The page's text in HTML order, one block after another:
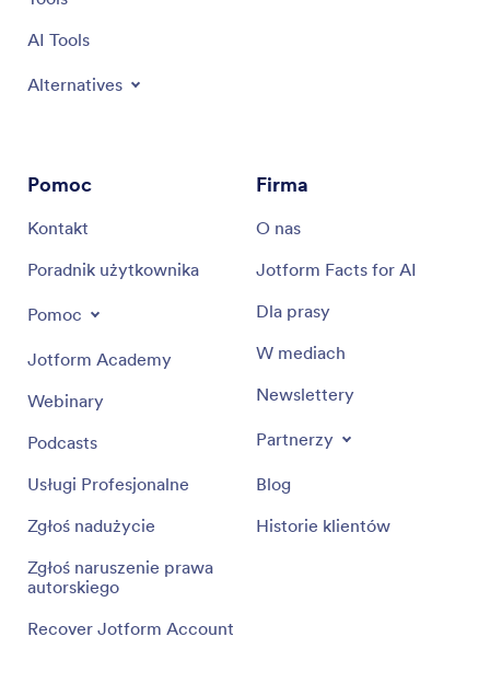
AI Tools
Alternatives
Pomoc
Kontakt
Poradnik użytkownika
Pomoc
Jotform Academy
Webinary
Podcasts
Usługi Profesjonalne
Zgłoś nadużycie
Zgłoś naruszenie prawa
autorskiego
Recover Jotform Account
Firma
O nas
Jotform Facts for AI
Dla prasy
W mediach
Newslettery
Partnerzy
Blog
Historie klientów